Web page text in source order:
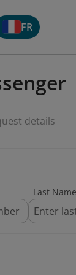
FR
details
Last Name